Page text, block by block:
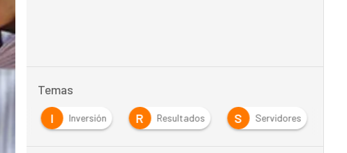
Temas
I Inversión R Resultados S Servidores